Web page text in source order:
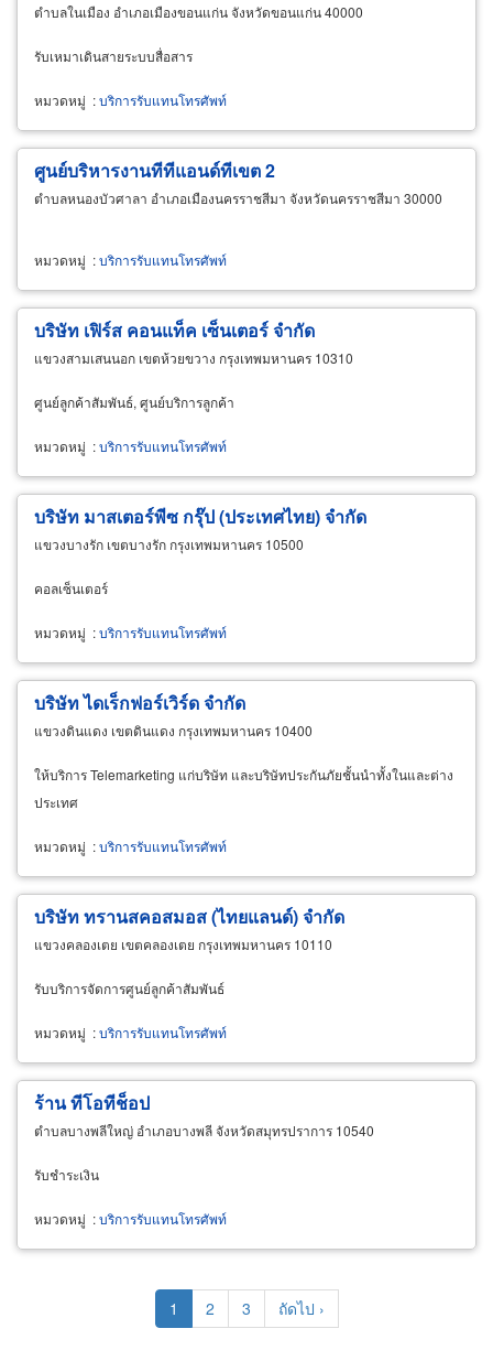
ตำบลในเมือง อำเภอเมืองขอนแก่น จังหวัดขอนแก่น 40000
รับเหมาเดินสายระบบสื่อสาร
หมวดหมู่ :บริการรับแทนโทรศัพท์
ศูนย์บริหารงานทีทีแอนด์ทีเขต 2
ตำบลหนองบัวศาลา อำเภอเมืองนครราชสีมา จังหวัดนครราชสีมา 30000
หมวดหมู่ :บริการรับแทนโทรศัพท์
บริษัท เฟิร์ส คอนแท็ค เซ็นเตอร์ จำกัด
แขวงสามเสนนอก เขตห้วยขวาง กรุงเทพมหานคร 10310
ศูนย์ลูกค้าสัมพันธ์, ศูนย์บริการลูกค้า
หมวดหมู่ :บริการรับแทนโทรศัพท์
บริษัท มาสเตอร์พีซ กรุ๊ป (ประเทศไทย) จำกัด
แขวงบางรัก เขตบางรัก กรุงเทพมหานคร 10500
คอลเซ็นเตอร์
หมวดหมู่ :บริการรับแทนโทรศัพท์
บริษัท ไดเร็กฟอร์เวิร์ด จำกัด
แขวงดินแดง เขตดินแดง กรุงเทพมหานคร 10400
ให้บริการ Telemarketing แก่บริษัท และบริษัทประกันภัยชั้นนำทั้งในและต่าง
ประเทศ
หมวดหมู่ :บริการรับแทนโทรศัพท์
บริษัท ทรานสคอสมอส (ไทยแลนด์) จำกัด
แขวงคลองเตย เขตคลองเตย กรุงเทพมหานคร 10110
รับบริการจัดการศูนย์ลูกค้าสัมพันธ์
หมวดหมู่ :บริการรับแทนโทรศัพท์
ร้าน ทีโอทีช็อป
ตำบลบางพลีใหญ่ อำเภอบางพลี จังหวัดสมุทรปราการ 10540
รับชำระเงิน
หมวดหมู่ :บริการรับแทนโทรศัพท์
Current
page
1 Page
2 Page
3
Next
page
ถัดไป ›